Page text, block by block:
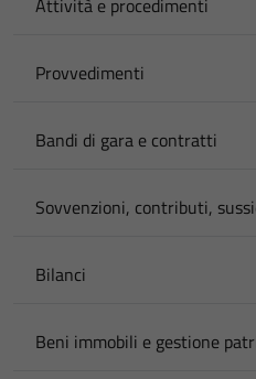
Attività e procedimenti
Provvedimenti
Bandi di gara e contratti
Sovvenzioni, contributi,
Bilanci
Beni immobili e gestione